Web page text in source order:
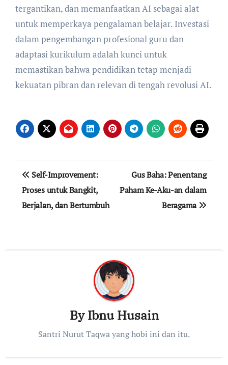
tergantikan, dan memanfaatkan AI sebagai alat
untuk memperkaya pengalaman belajar. Investasi
dalam pengembangan profesional guru dan
adaptasi kurikulum adalah kunci untuk
memastikan bahwa pendidikan tetap menjadi
kekuatan pibran dan relevan di tengah revolusi AI.
Navigasi
pos
Self-Improvement:
Proses untuk Bangkit,
Berjalan, dan Bertumbuh
Gus Baha: Penentang
Paham Ke-Aku-an dalam
Beragama
ByIbnu Husain
Santri Nurut Taqwa yang hobi ini dan itu.